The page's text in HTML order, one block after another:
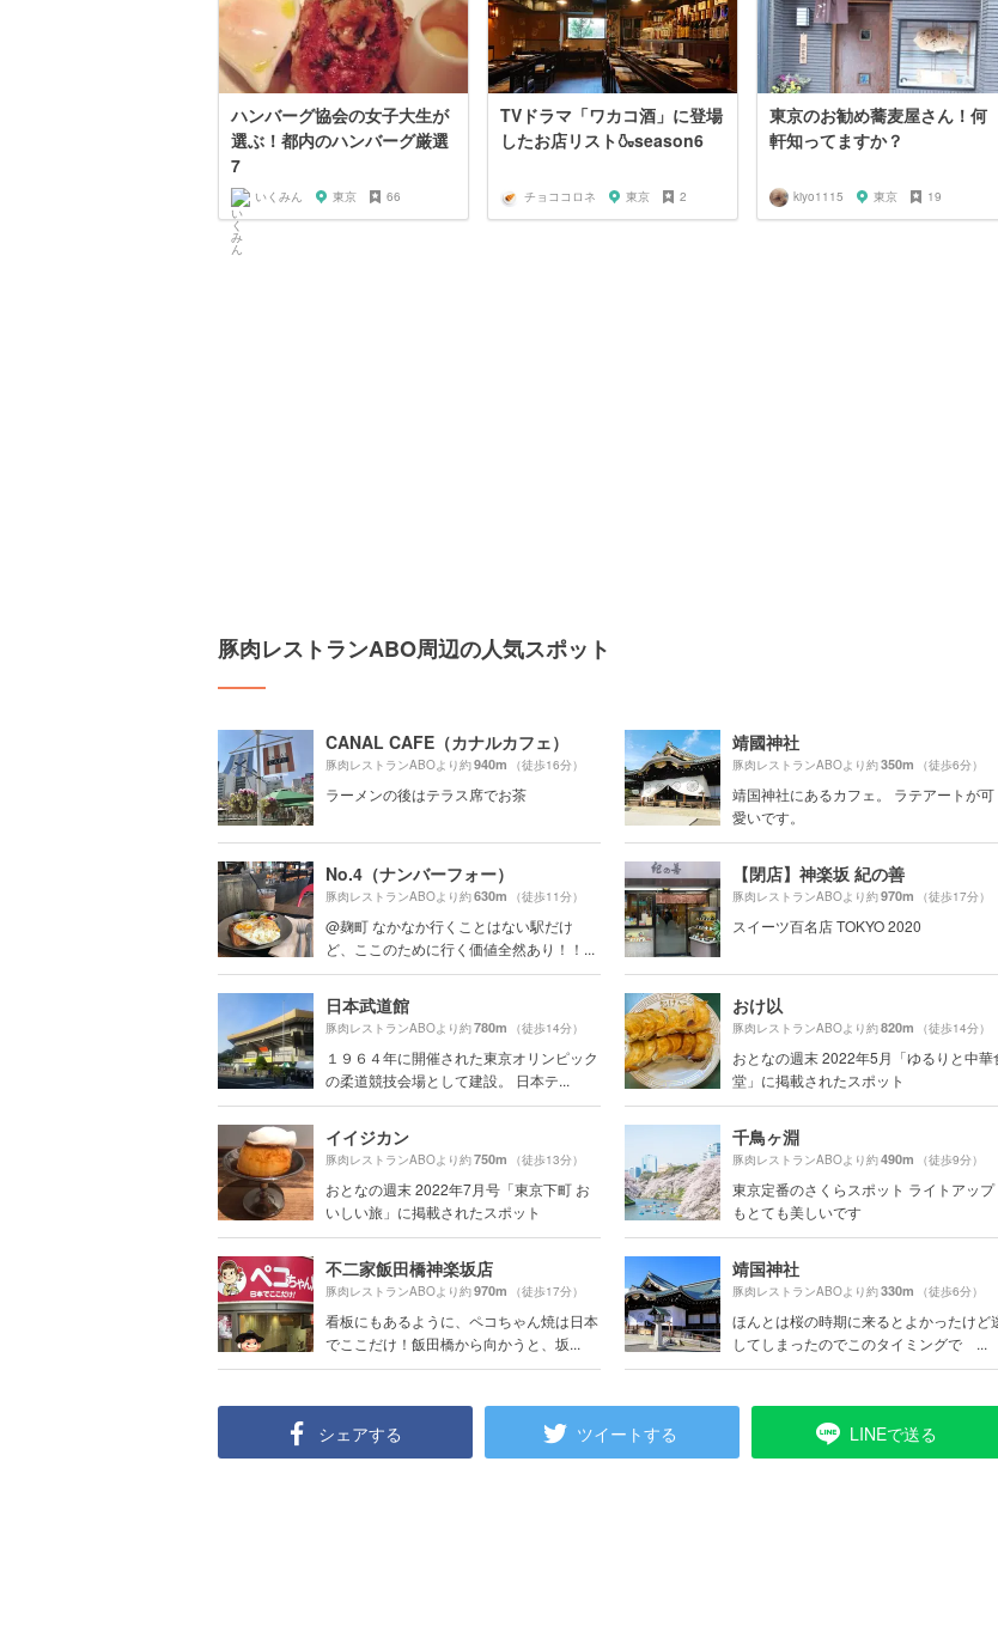
ハンバーグ協会の女子大生が
選ぶ！都内のハンバーグ厳選
7
いくみん 東京 66
TVドラマ「ワカコ酒」に登場
したお店リスト🍶season6
チョココロネ 東京 2
東京のお勧め蕎麦屋さん！何
軒知ってますか？
kiyo1115 東京 19
豚肉レストランABO周辺の人気スポット
CANAL CAFE（カナルカフェ）
豚肉レストランABOより約940m （徒歩16分）
ラーメンの後はテラス席でお茶
靖國神社
豚肉レストランABOより約350m （徒歩6分）
靖国神社にあるカフェ。 ラテアートが可
愛いです。
No.4（ナンバーフォー）
豚肉レストランABOより約630m （徒歩11分）
@麹町 なかなか行くことはない駅だけ
ど、ここのために行く価値全然あり！！...
【閉店】神楽坂 紀の善
豚肉レストランABOより約970m （徒歩17分）
スイーツ百名店 TOKYO 2020
日本武道館
豚肉レストランABOより約780m （徒歩14分）
１９６４年に開催された東京オリンピック
の柔道競技会場として建設。 日本テ...
おけ以
豚肉レストランABOより約820m （徒歩14分）
おとなの週末 2022年5月「ゆるりと中華
堂」に掲載されたスポット
イイジカン
豚肉レストランABOより約750m （徒歩13分）
おとなの週末 2022年7月号「東京下町 お
いしい旅」に掲載されたスポット
千鳥ヶ淵
豚肉レストランABOより約490m （徒歩9分）
東京定番のさくらスポット ライトアップ
もとても美しいです
不二家飯田橋神楽坂店
豚肉レストランABOより約970m （徒歩17分）
看板にもあるように、ペコちゃん焼は日本
でここだけ！飯田橋から向かうと、坂...
靖国神社
豚肉レストランABOより約330m （徒歩6分）
ほんとは桜の時期に来るとよかったけど
してしまったのでこのタイミングで ...
シェアする ツイートする LINEで送る